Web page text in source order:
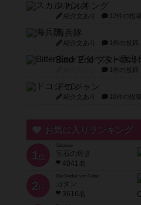
スカルキング
紹介文あり 12件の投稿
海兵隊
紹介文あり 1件の投稿
1件の投稿
ドコジャン
紹介文あり 10件の投稿
お気に入りランキング
1 位
宝石の煌き
4041名
2 位
Die Siedler von Catan
カタン
3616名